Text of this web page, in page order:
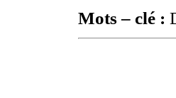
Mots – clé :